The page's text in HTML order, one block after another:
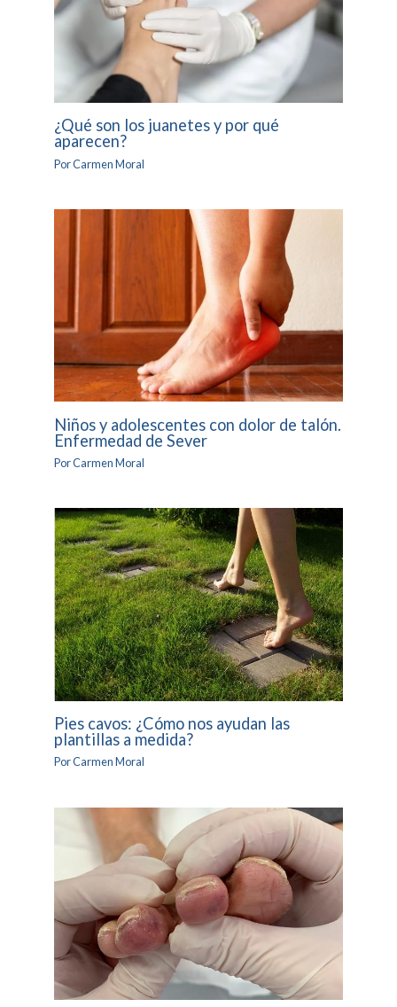
¿Qué son los juanetes y por qué
aparecen?
PorCarmen Moral
Niños y adolescentes con dolor de talón.
Enfermedad de Sever
PorCarmen Moral
Pies cavos: ¿Cómo nos ayudan las
plantillas a medida?
PorCarmen Moral